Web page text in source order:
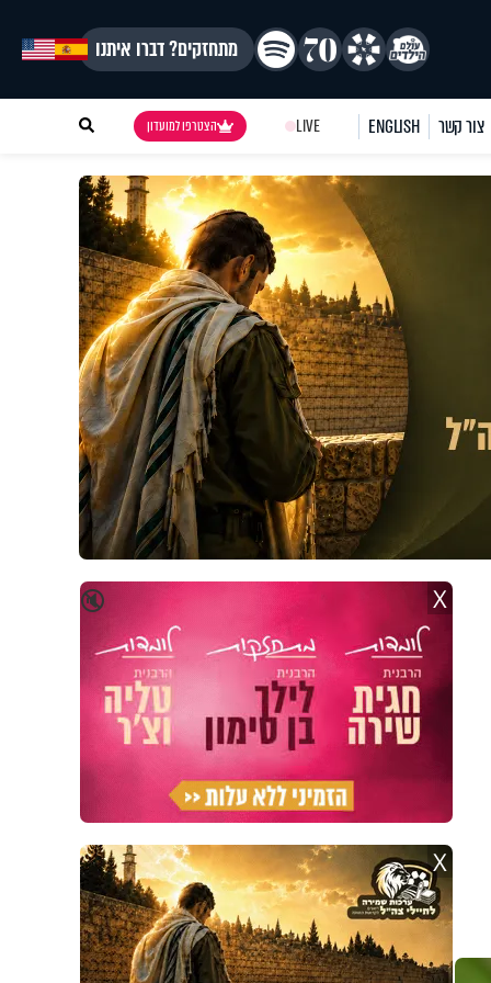
מתחזקים? דברו איתנו
צור קשר ENGLISH
LIVE הצטרפו למועדון
🔇 X
X